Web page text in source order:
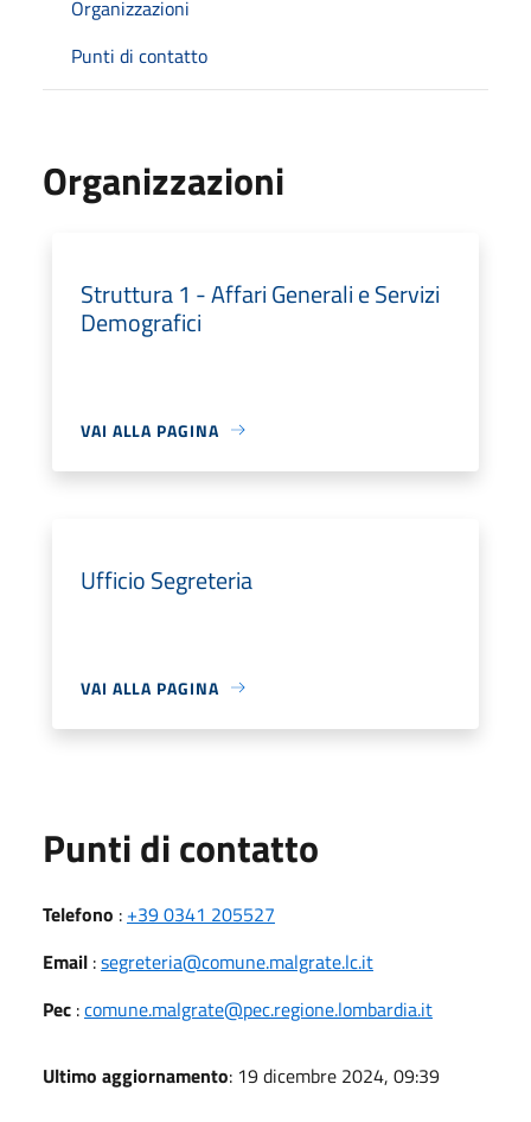
Organizzazioni
Punti di contatto
Organizzazioni
Struttura 1 - Affari Generali e Servizi
Demografici
VAI ALLA PAGINA
Ufficio Segreteria
VAI ALLA PAGINA
Punti di contatto
Telefono : +39 0341 205527
Email :segreteria@comune.malgrate.lc.it
Pec :comune.malgrate@pec.regione.lombardia.it
Ultimo aggiornamento: 19 dicembre 2024, 09:39